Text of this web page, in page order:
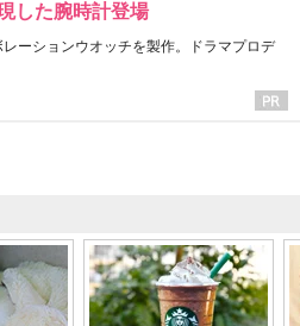
した腕時計登場
ーションウオッチを製作。ドラマプロデ